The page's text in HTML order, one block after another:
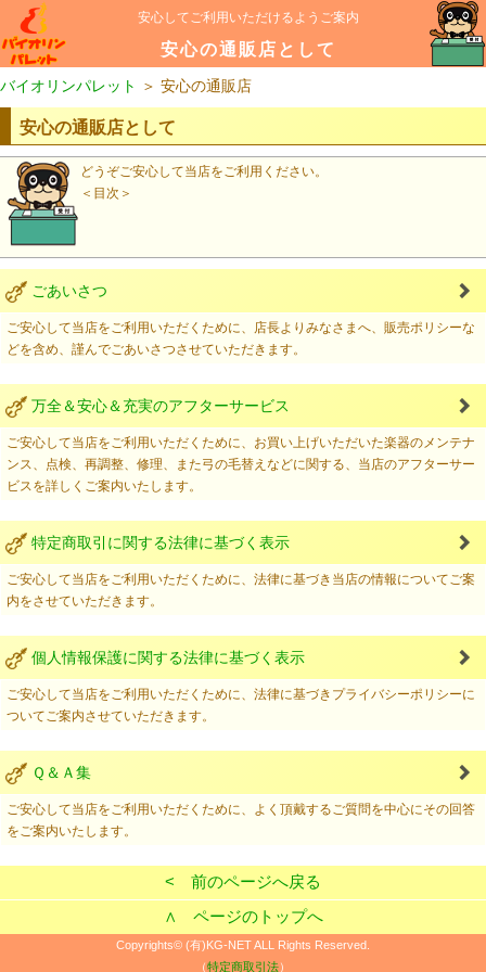
安心してご利用いただけるようご案内
安心の通販店として
バイオリンパレット ＞ 安心の通販店
安心の通販店として
どうぞご安心して当店をご利用ください。
＜目次＞
ごあいさつ
ご安心して当店をご利用いただくために、店長よりみなさまへ、販売ポリシーな
どを含め、謹んでごあいさつさせていただきます。
万全＆安心＆充実のアフターサービス
ご安心して当店をご利用いただくために、お買い上げいただいた楽器のメンテナ
ンス、点検、再調整、修理、また弓の毛替えなどに関する、当店のアフターサー
ビスを詳しくご案内いたします。
特定商取引に関する法律に基づく表示
ご安心して当店をご利用いただくために、法律に基づき当店の情報についてご案
内をさせていただきます。
個人情報保護に関する法律に基づく表示
ご安心して当店をご利用いただくために、法律に基づきプライバシーポリシーに
ついてご案内させていただきます。
Ｑ＆Ａ集
ご安心して当店をご利用いただくために、よく頂戴するご質問を中心にその回答
をご案内いたします。
< 前のページへ戻る
∧ ページのトップへ
Copyrights© (有)KG-NET ALL Rights Reserved.
（特定商取引法）